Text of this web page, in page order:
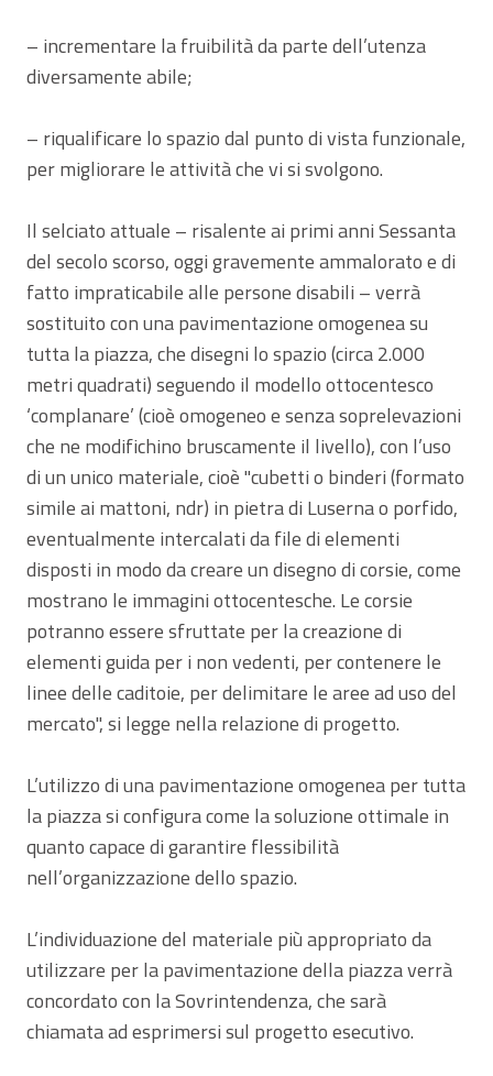
– incrementare la fruibilità da parte dell’utenza
diversamente abile;
– riqualificare lo spazio dal punto di vista funzionale,
per migliorare le attività che vi si svolgono.
Il selciato attuale – risalente ai primi anni Sessanta
del secolo scorso, oggi gravemente ammalorato e di
fatto impraticabile alle persone disabili – verrà
sostituito con una pavimentazione omogenea su
tutta la piazza, che disegni lo spazio (circa 2.000
metri quadrati) seguendo il modello ottocentesco
‘complanare’ (cioè omogeneo e senza soprelevazioni
che ne modifichino bruscamente il livello), con l’uso
di un unico materiale, cioè "cubetti o binderi (formato
simile ai mattoni, ndr) in pietra di Luserna o porfido,
eventualmente intercalati da file di elementi
disposti in modo da creare un disegno di corsie, come
mostrano le immagini ottocentesche. Le corsie
potranno essere sfruttate per la creazione di
elementi guida per i non vedenti, per contenere le
linee delle caditoie, per delimitare le aree ad uso del
mercato", si legge nella relazione di progetto.
L’utilizzo di una pavimentazione omogenea per tutta
la piazza si configura come la soluzione ottimale in
quanto capace di garantire flessibilità
nell’organizzazione dello spazio.
L’individuazione del materiale più appropriato da
utilizzare per la pavimentazione della piazza verrà
concordato con la Sovrintendenza, che sarà
chiamata ad esprimersi sul progetto esecutivo.